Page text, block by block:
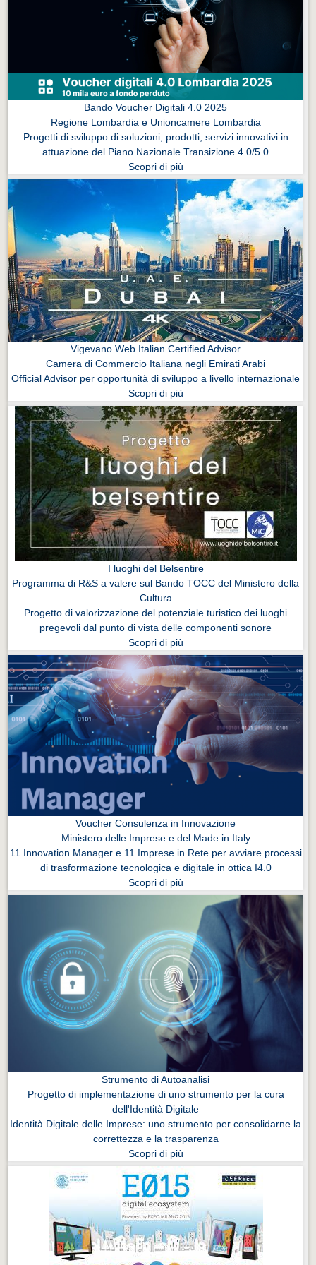
Eventi Vigevano
Eventi Pavia
Bando Voucher Digitali 4.0 2025
Regione Lombardia e Unioncamere Lombardia
Progetti di sviluppo di soluzioni, prodotti, servizi innovativi in
attuazione del Piano Nazionale Transizione 4.0/5.0
Scopri di più
Vigevano Web Italian Certified Advisor
Camera di Commercio Italiana negli Emirati Arabi
Official Advisor per opportunità di sviluppo a livello internazionale
Scopri di più
I luoghi del Belsentire
Programma di R&S a valere sul Bando TOCC del Ministero della
Cultura
Progetto di valorizzazione del potenziale turistico dei luoghi
pregevoli dal punto di vista delle componenti sonore
Scopri di più
Voucher Consulenza in Innovazione
Ministero delle Imprese e del Made in Italy
11 Innovation Manager e 11 Imprese in Rete per avviare processi
di trasformazione tecnologica e digitale in ottica I4.0
Scopri di più
Strumento di Autoanalisi
Progetto di implementazione di uno strumento per la cura
dell'Identità Digitale
Identità Digitale delle Imprese: uno strumento per consolidarne la
correttezza e la trasparenza
Scopri di più